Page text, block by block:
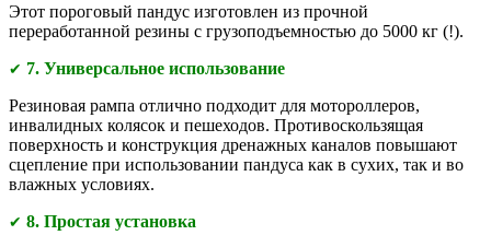
Этот пороговый пандус изготовлен из прочной
переработанной резины с грузоподъемностью до 5000 кг (!).
✔ 7. Универсальное использование
Резиновая рампа отлично подходит для мотороллеров,
инвалидных колясок и пешеходов. Противоскользящая
поверхность и конструкция дренажных каналов повышают
сцепление при использовании пандуса как в сухих, так и во
влажных условиях.
✔ 8. Простая установка